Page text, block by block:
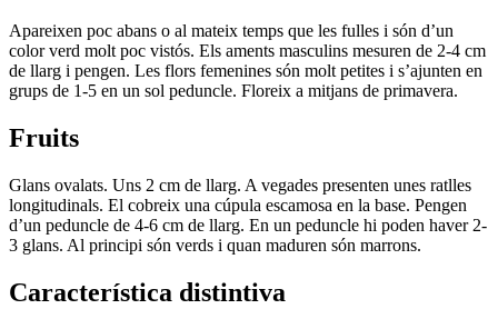
Apareixen poc abans o al mateix temps que les fulles i són d’un
color verd molt poc vistós. Els aments masculins mesuren de 2-4 cm
de llarg i pengen. Les flors femenines són molt petites i s’ajunten en
grups de 1-5 en un sol peduncle. Floreix a mitjans de primavera.
Fruits
Glans ovalats. Uns 2 cm de llarg. A vegades presenten unes ratlles
longitudinals. El cobreix una cúpula escamosa en la base. Pengen
d’un peduncle de 4-6 cm de llarg. En un peduncle hi poden haver 2-
3 glans. Al principi són verds i quan maduren són marrons.
Característica distintiva